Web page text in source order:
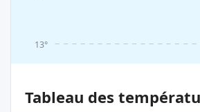
13°
Tableau des